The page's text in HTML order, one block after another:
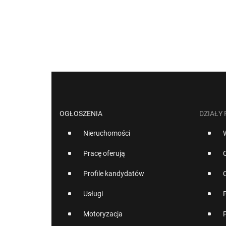
OGŁOSZENIA
Nieruchomości
Pracę oferują
Profile kandydatów
Usługi
Motoryzacja
DZIAŁY